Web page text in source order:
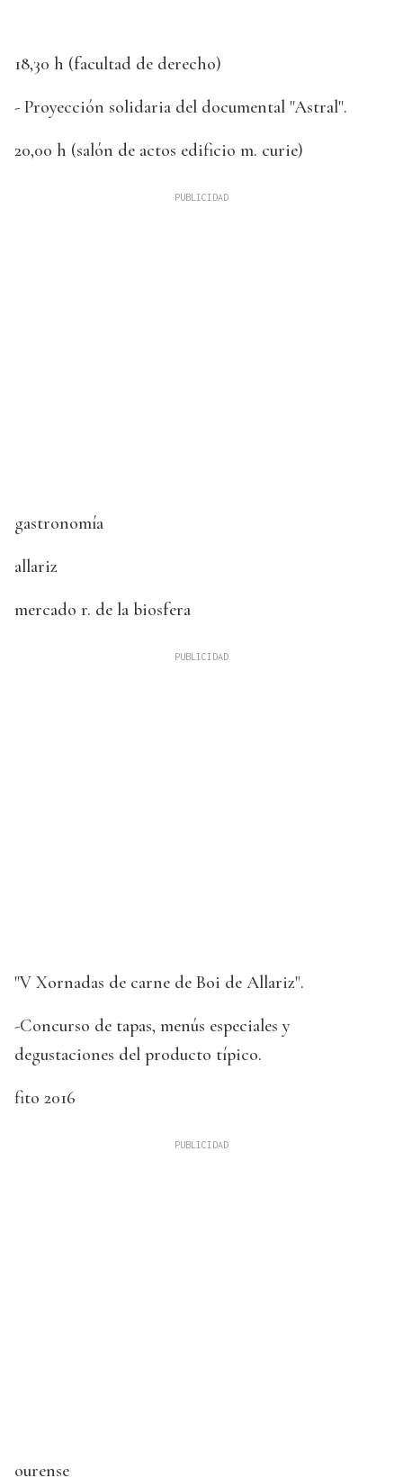
18,30 h (facultad de derecho)
- Proyección solidaria del documental "Astral".
20,00 h (salón de actos edificio m. curie)
gastronomía
allariz
mercado r. de la biosfera
"V Xornadas de carne de Boi de Allariz".
-Concurso de tapas, menús especiales y
degustaciones del producto típico.
fito 2016
ourense